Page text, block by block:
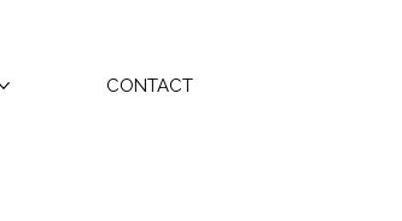
CONTACT